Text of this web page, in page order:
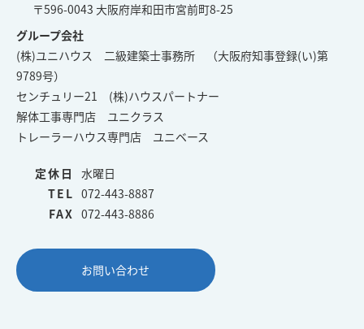
〒596-0043 大阪府岸和田市宮前町8-25
グループ会社
(株)ユニハウス 二級建築士事務所 （大阪府知事登録(い)第
9789号）
センチュリー21 (株)ハウスパートナー
解体工事専門店 ユニクラス
トレーラーハウス専門店 ユニベース
定休日
水曜日
TEL 072-443-8887
FAX 072-443-8886
お問い合わせ